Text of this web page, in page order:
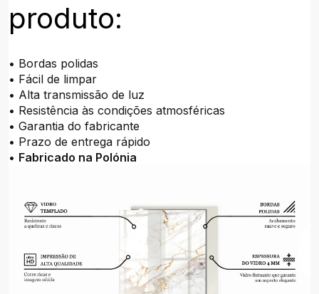
produto:
• Bordas polidas
• Fácil de limpar
• Alta transmissão de luz
• Resistência às condições atmosféricas
• Garantia do fabricante
• Prazo de entrega rápido
• Fabricado na Polónia